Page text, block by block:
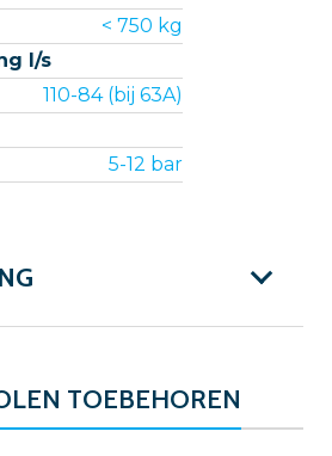
< 750 kg
l/s
110-84 (bij 63A)
5-12 bar
TOEBEHOREN